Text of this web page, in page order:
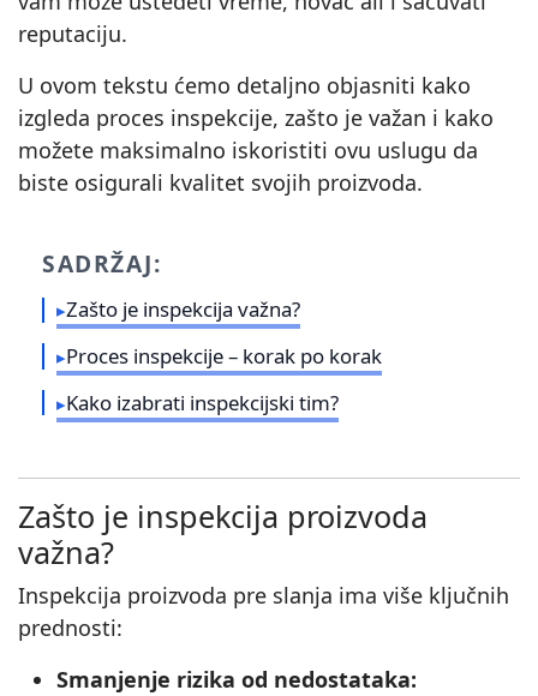
reputaciju.
U ovom tekstu ćemo detaljno objasniti kako
izgleda proces inspekcije, zašto je važan i kako
možete maksimalno iskoristiti ovu uslugu da
biste osigurali kvalitet svojih proizvoda.
SADRŽAJ:
Zašto je inspekcija važna?
Proces inspekcije – korak po korak
Kako izabrati inspekcijski tim?
Zašto je inspekcija proizvoda
važna?
Inspekcija proizvoda pre slanja ima više ključnih
prednosti:
Smanjenje rizika od nedostataka: